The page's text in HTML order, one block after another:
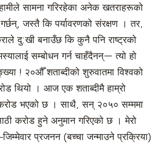
सामना गरिरहेका अनेक खतराहरूको
गर्छन्, जस्तै कि पर्यावरणको संरक्षण । तर,
दु:खी बनाउँछ कि कुनै पनि राष्ट्रको
सम्बोधन गर्न चाहँदैनन्— त्यो हो
! २०औँ शताब्दीको शुरुवातमा विश्वको
थियो । आज एक शताब्दीमै हाम्रो
भएको छ । साथै, सन् २०५० सम्ममा
करोड हुने अनुमान गरिएको छ । मेरो
प्रजनन (बच्चा जन्माउने प्रक्रिया)